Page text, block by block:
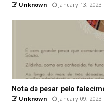
Unknown January 13, 2023
Nota de pesar pelo
Unknown January 09, 2023